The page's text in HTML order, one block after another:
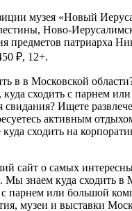
музея «Новый
Ново-
предметов патриарха
₽, 12+.
в в Московской
куда сходить с парнем
свидания? Ищете
активным
куда сходить на
сайт о самых
Мы знаем куда сходить в
с парнем или большой
музеи и выставки